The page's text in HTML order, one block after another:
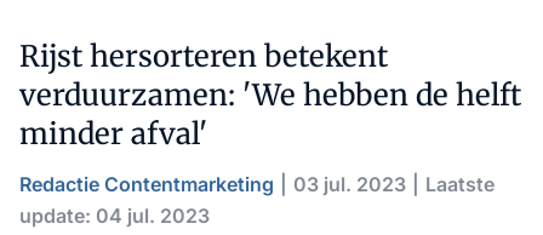
Rijst hersorteren betekent
verduurzamen: 'We hebben de helft
minder afval'
Redactie Contentmarketing 03 jul. 2023
Laatste
update: 04 jul. 2023